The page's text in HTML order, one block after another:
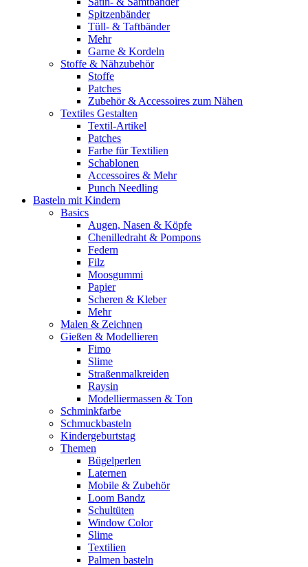
Spitzenbänder
Tüll- & Taftbänder
Mehr
Garne & Kordeln
Stoffe & Nähzubehör
Stoffe
Patches
Zubehör & Accessoires zum Nähen
Textiles Gestalten
Textil-Artikel
Patches
Farbe für Textilien
Schablonen
Accessoires & Mehr
Punch Needling
Basteln mit Kindern
Basics
Augen, Nasen & Köpfe
Chenilledraht & Pompons
Federn
Filz
Moosgummi
Papier
Scheren & Kleber
Mehr
Malen & Zeichnen
Gießen & Modellieren
Fimo
Slime
Straßenmalkreiden
Raysin
Modelliermassen & Ton
Schminkfarbe
Schmuckbasteln
Kindergeburtstag
Themen
Bügelperlen
Laternen
Mobile & Zubehör
Loom Bandz
Schultüten
Window Color
Slime
Textilien
Palmen basteln